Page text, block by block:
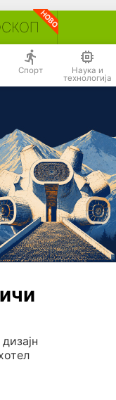
Спорт Наука и
технологија